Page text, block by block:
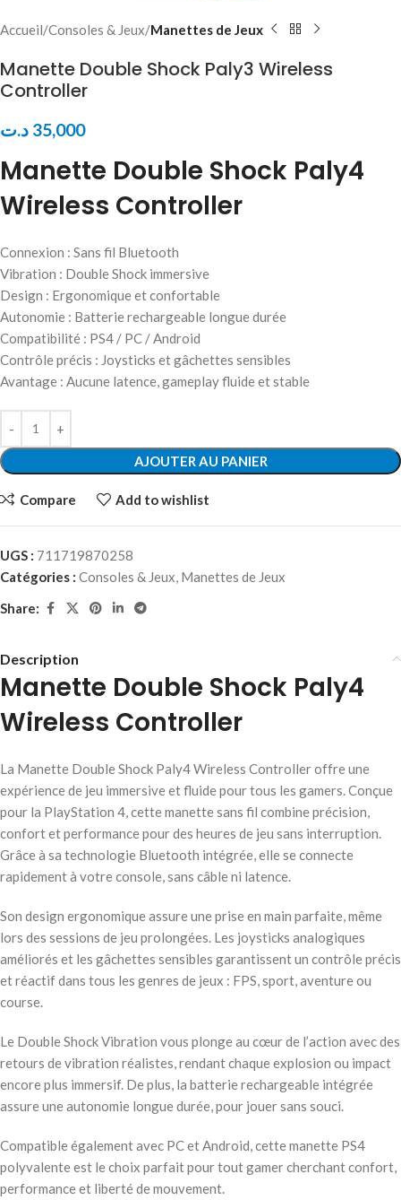
Accueil Consoles & Jeux Manettes de Jeux
Manette Double Shock Paly3 Wireless
Controller
35,000 د.ت
Manette Double Shock Paly4
Wireless Controller
Connexion : Sans fil Bluetooth
Vibration : Double Shock immersive
Design : Ergonomique et confortable
Autonomie : Batterie rechargeable longue durée
Compatibilité : PS4 / PC / Android
Contrôle précis : Joysticks et gâchettes sensibles
Avantage : Aucune latence, gameplay fluide et stable
AJOUTER AU PANIER
Compare Add to wishlist
UGS : 711719870258
Catégories : Consoles & Jeux, Manettes de Jeux
Share:
Description
Manette Double Shock Paly4
Wireless Controller
La Manette Double Shock Paly4 Wireless Controller offre une
expérience de jeu immersive et fluide pour tous les gamers. Conçue
pour la PlayStation 4, cette manette sans fil combine précision,
confort et performance pour des heures de jeu sans interruption.
Grâce à sa technologie Bluetooth intégrée, elle se connecte
rapidement à votre console, sans câble ni latence.
Son design ergonomique assure une prise en main parfaite, même
lors des sessions de jeu prolongées. Les joysticks analogiques
améliorés et les gâchettes sensibles garantissent un contrôle précis
et réactif dans tous les genres de jeux : FPS, sport, aventure ou
course.
Le Double Shock Vibration vous plonge au cœur de l’action avec des
retours de vibration réalistes, rendant chaque explosion ou impact
encore plus immersif. De plus, la batterie rechargeable intégrée
assure une autonomie longue durée, pour jouer sans souci.
Compatible également avec PC et Android, cette manette PS4
polyvalente est le choix parfait pour tout gamer cherchant confort,
performance et liberté de mouvement.